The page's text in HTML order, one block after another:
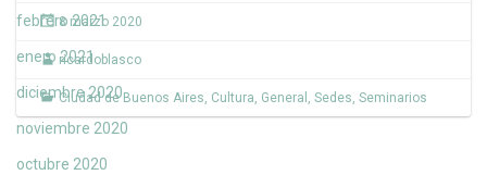
febrero 2021
enero 2021
diciembre 2020
noviembre 2020
octubre 2020
8 marzo 2020
ricardoblasco
Ciudad de Buenos Aires, Cultura, General , Sedes, Seminarios